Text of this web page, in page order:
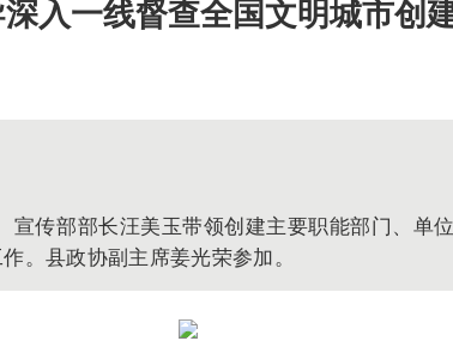
深入一线督查全国文明城市创
宣传部部长汪美玉带领创建主要职能部门、单
。县政协副主席姜光荣参加。